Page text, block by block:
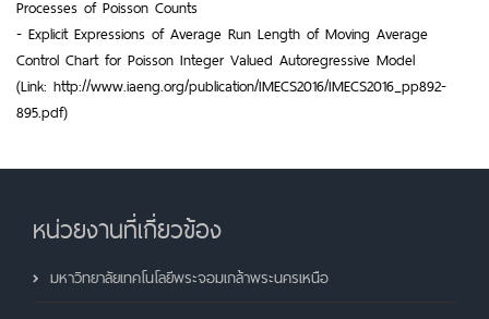
Processes of Poisson Counts
- Explicit Expressions of Average Run Length of Moving Average
Control Chart for Poisson Integer Valued Autoregressive Model
(Link: http://www.iaeng.org/publication/IMECS2016/IMECS2016_pp892-
895.pdf)
หน่วยงานที่เกี่ยวข้อง
มหาวิทยาลัยเทคโนโลยีพระจอมเกล้าพระนครเหนือ